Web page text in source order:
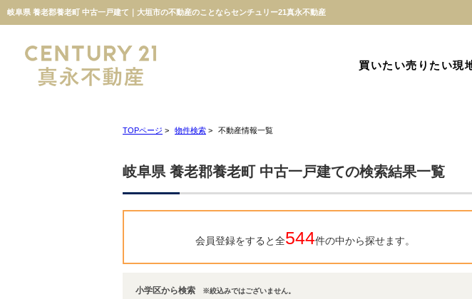
岐阜県 養老郡養老町 中古一戸建て｜大垣市の不動産のことならセンチュリー21真永不動産
買いたい売りたい現
TOPページ > 物件検索 > 不動産情報一覧
岐阜県 養老郡養老町 中古一戸建ての検索結果一覧
会員登録をすると全544件の中から探せます。
小学区から検索 ※絞込みではございません。